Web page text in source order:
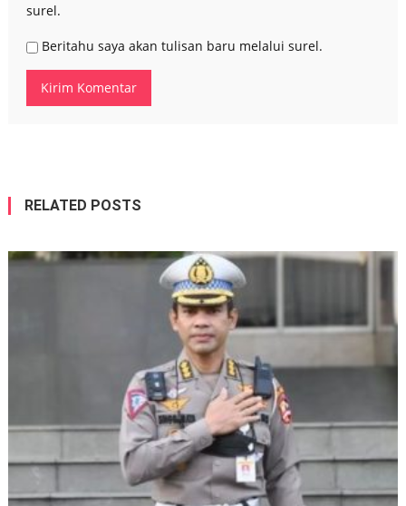
surel.
Beritahu saya akan tulisan baru melalui surel.
RELATED POSTS